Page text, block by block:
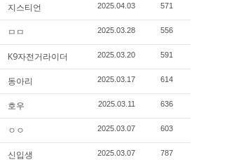
지스티언 2025.04.03 571
ㅁㅁ 2025.03.28 556
K9자전거라이더 2025.03.20 591
동아리 2025.03.17 614
호우 2025.03.11 636
ㅇㅇ 2025.03.07 603
신입생 2025.03.07 787